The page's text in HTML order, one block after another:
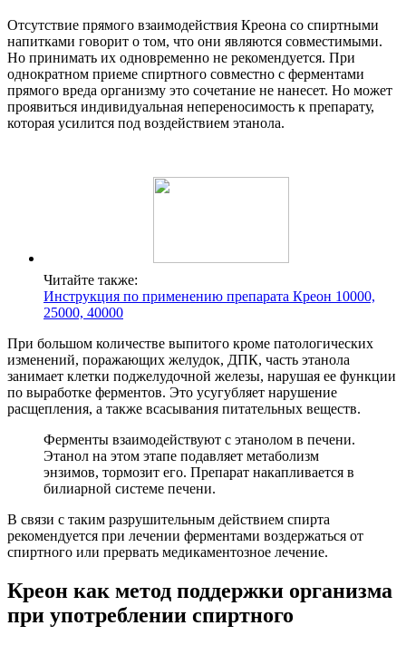
Отсутствие прямого взаимодействия Креона со спиртными
напитками говорит о том, что они являются совместимыми.
Но принимать их одновременно не рекомендуется. При
однократном приеме спиртного совместно с ферментами
прямого вреда организму это сочетание не нанесет. Но может
проявиться индивидуальная непереносимость к препарату,
которая усилится под воздействием этанола.
Читайте также:
Инструкция по применению препарата Креон 10000,
25000, 40000
При большом количестве выпитого кроме патологических
изменений, поражающих желудок, ДПК, часть этанола
занимает клетки поджелудочной железы, нарушая ее функции
по выработке ферментов. Это усугубляет нарушение
расщепления, а также всасывания питательных веществ.
Ферменты взаимодействуют с этанолом в печени.
Этанол на этом этапе подавляет метаболизм
энзимов, тормозит его. Препарат накапливается в
билиарной системе печени.
В связи с таким разрушительным действием спирта
рекомендуется при лечении ферментами воздержаться от
спиртного или прервать медикаментозное лечение.
Креон как метод поддержки организма
при употреблении спиртного